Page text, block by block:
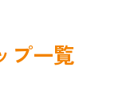
プ一覧